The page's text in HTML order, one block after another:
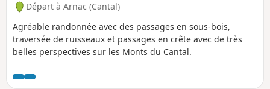
Départ à Arnac (Cantal)
Agréable randonnée avec des passages en sous-bois,
traversée de ruisseaux et passages en crête avec de très
belles perspectives sur les Monts du Cantal.